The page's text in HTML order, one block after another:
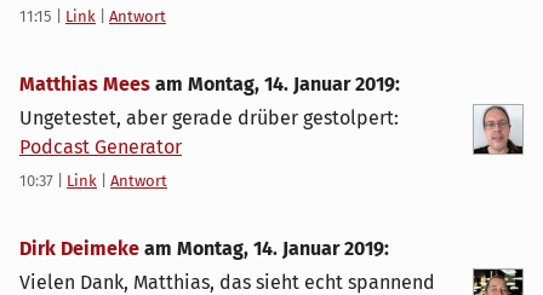
11:15 Link Antwort
Matthias Mees am Montag, 14. Januar 2019:
Ungetestet, aber gerade drüber gestolpert:
Podcast Generator
10:37 Link Antwort
Dirk Deimeke am Montag, 14. Januar 2019:
Vielen Dank, Matthias, das sieht echt spannend